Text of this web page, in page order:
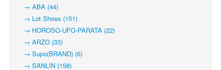
→ ABA (44)
→ Lot Shoes (151)
→ HOROSO-UFO-PARATA (22)
→ ARZO (33)
→ Supo(BRAND) (6)
→ SANLIN (158)